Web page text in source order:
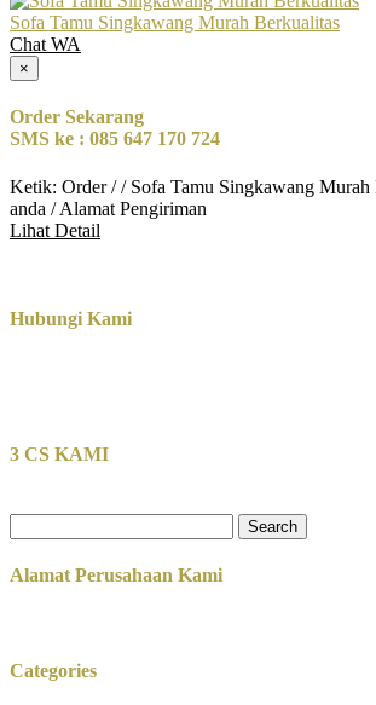
Sofa Tamu Singkawang Murah Berkualitas
Chat WA
×
Order Sekarang
SMS ke : 085 647 170 724
Ketik: Order / / Sofa Tamu Singkawang Murah
anda / Alamat Pengiriman
Lihat Detail
Hubungi Kami
3 CS KAMI
for:
Alamat Perusahaan Kami
Categories